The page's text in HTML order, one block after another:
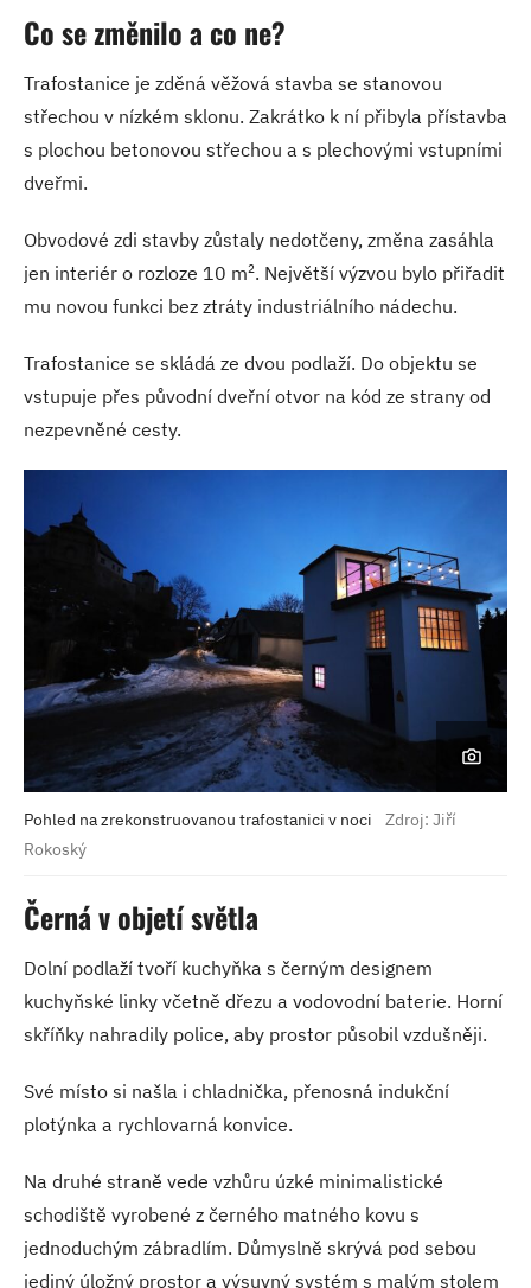
Co se změnilo a co ne?
Trafostanice je zděná věžová stavba se stanovou
střechou v nízkém sklonu. Zakrátko k ní přibyla přístavba
s plochou betonovou střechou a s plechovými vstupními
dveřmi.
Obvodové zdi stavby zůstaly nedotčeny, změna zasáhla
jen interiér o rozloze 10 m2. Největší výzvou bylo přiřadit
mu novou funkci bez ztráty industriálního nádechu.
Trafostanice se skládá ze dvou podlaží. Do objektu se
vstupuje přes původní dveřní otvor na kód ze strany od
nezpevněné cesty.
Pohled na zrekonstruovanou trafostanici v noci
Zdroj: Jiří
Rokoský
Černá v objetí světla
Dolní podlaží tvoří kuchyňka s černým designem
kuchyňské linky včetně dřezu a vodovodní baterie. Horní
skříňky nahradily police, aby prostor působil vzdušněji.
Své místo si našla i chladnička, přenosná indukční
plotýnka a rychlovarná konvice.
Na druhé straně vede vzhůru úzké minimalistické
schodiště vyrobené z černého matného kovu s
jednoduchým zábradlím. Důmyslně skrývá pod sebou
jediný úložný prostor a výsuvný systém s malým stolem